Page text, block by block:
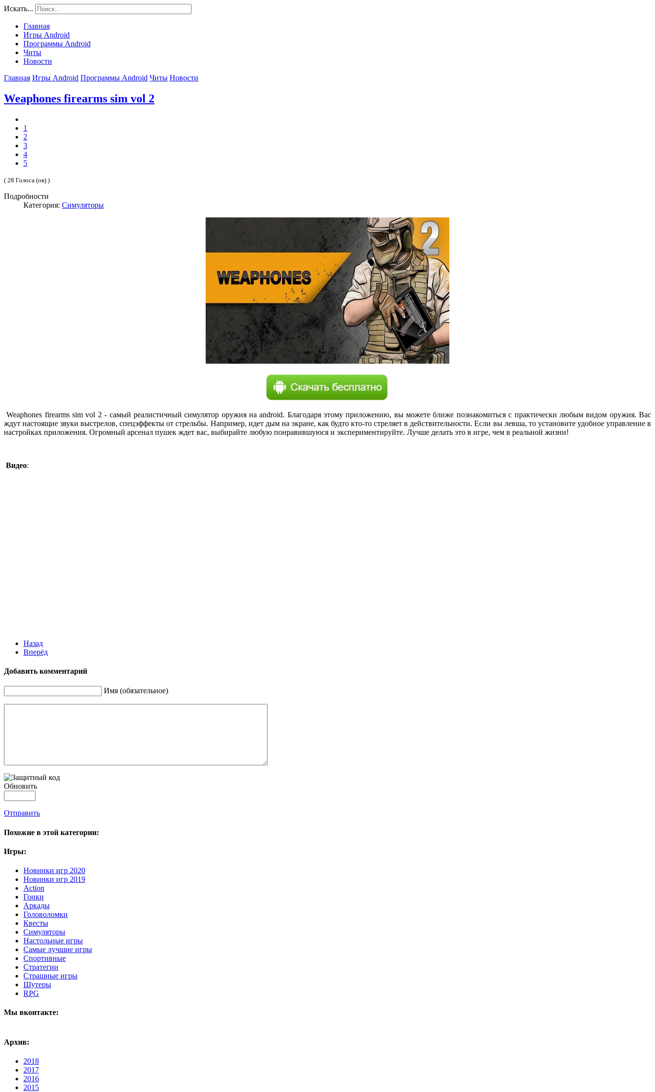
Искать...
Главная
Игры Android
Программы Android
Читы
Новости
Главная Игры Android Программы Android Читы Новости
Weaphones firearms sim vol 2
1
2
3
4
5
( 28 Голоса (ов) )
Подробности
Категория: Симуляторы
Weaphones firearms sim vol 2 - самый реалистичный симулятор оружия на android. Благодаря этому приложению, вы можете ближе познакомиться с практически любым видом оружия. Вас
ждут настоящие звуки выстрелов, спецэффекты от стрельбы. Например, идет дым на экране, как будто кто-то стреляет в действительности. Если вы левша, то установите удобное управление в
настройках приложения. Огромный арсенал пушек ждет вас, выбирайте любую понравившуюся и экспериментируйте. Лучше делать это в игре, чем в реальной жизни!
Видео:
Назад
Вперёд
Добавить комментарий
Имя (обязательное)
Обновить
Отправить
Похожие в этой категории:
Игры:
Новинки игр 2020
Новинки игр 2019
Action
Гонки
Аркады
Головоломки
Квесты
Симуляторы
Настольные игры
Самые лучшие игры
Спортивные
Стратегии
Страшные игры
Шутеры
RPG
Мы вконтакте:
Архив:
2018
2017
2016
2015